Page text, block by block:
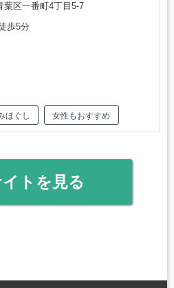
葉区一番町4丁目5-7
歩5分
ほぐし 女性もおすすめ
トを見る